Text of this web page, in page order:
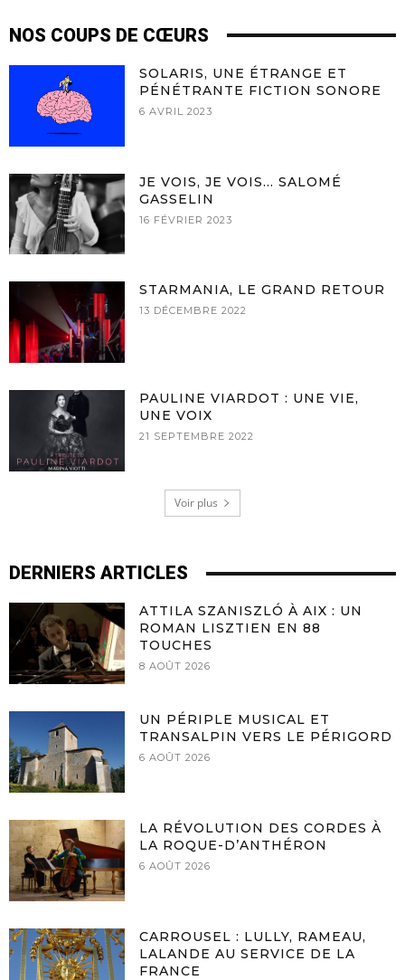
NOS COUPS DE CŒURS
SOLARIS, UNE ÉTRANGE ET
PÉNÉTRANTE FICTION SONORE
6 AVRIL 2023
JE VOIS, JE VOIS… SALOMÉ
GASSELIN
16 FÉVRIER 2023
STARMANIA, LE GRAND RETOUR
13 DÉCEMBRE 2022
PAULINE VIARDOT : UNE VIE,
UNE VOIX
21 SEPTEMBRE 2022
Voir plus
DERNIERS ARTICLES
ATTILA SZANISZLÓ À AIX : UN
ROMAN LISZTIEN EN 88
TOUCHES
8 AOÛT 2026
UN PÉRIPLE MUSICAL ET
TRANSALPIN VERS LE PÉRIGORD
6 AOÛT 2026
LA RÉVOLUTION DES CORDES À
LA ROQUE-D’ANTHÉRON
6 AOÛT 2026
CARROUSEL : LULLY, RAMEAU,
LALANDE AU SERVICE DE LA
FRANCE